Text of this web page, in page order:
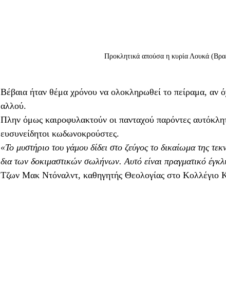
Προκλητικά απούσα η κυρία Λουκά
Βέβαια ήταν θέμα χρόνου να ολοκληρωθεί το πείραμα, αν
αλλού.
Πλην όμως καιροφυλακτούν οι πανταχού παρόντες
ευσυνείδητοι κωδωνοκρούστες.
«Το μυστήριο του γάμου δίδει στο ζεύγος το δικαίωμα της
δια των δοκιμαστικών σωλήνων. Αυτό είναι πραγματικό
Τζων Μακ Ντόναλντ, καθηγητής Θεολογίας στο Κολλέγιο